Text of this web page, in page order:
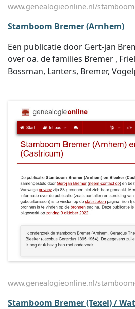
www.genealogieonline.nl/
Stamboom Bremer (Arnhem)
Een publicatie door Gert-jan
over oa. de families Bremer ,
Bossman, Lanters, Bremer,
www.genealogieonline.nl/
Stamboom Bremer (Texel) /